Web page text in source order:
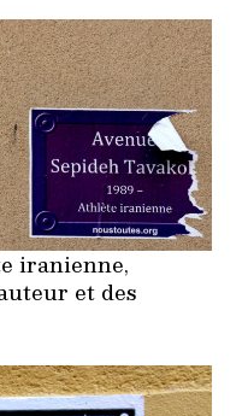
iranienne,
et des